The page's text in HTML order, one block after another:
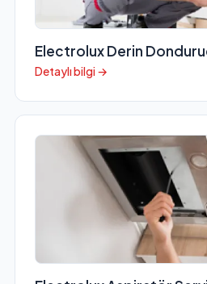
Electrolux Derin
Detaylı bilgi →